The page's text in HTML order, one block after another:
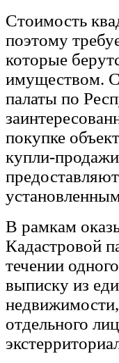
Стоимость
поэтому
которые
имуществом. С
палаты по
покупке
купли-
В рамкам
Кадастровой
течении
выписку из
отдельного